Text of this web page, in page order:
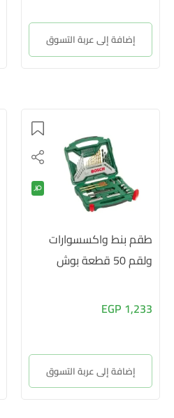
إضافة إلى عربة التسوق
طقم بنط واكسسوارات
ولقم 50 قطعة بوش
1,233 EGP
إضافة إلى عربة التسوق